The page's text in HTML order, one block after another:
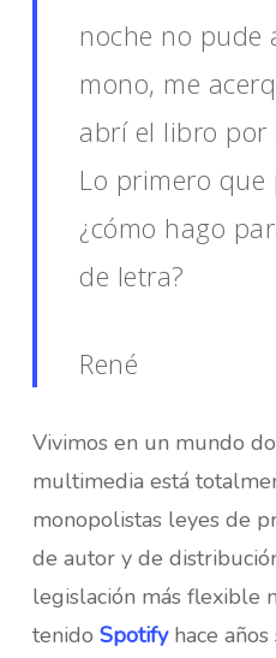
noche no pude
mono, me
abrí el libro por
Lo primero que
¿cómo hago
de letra?
René
Vivimos en un mundo
multimedia está
monopolistas leyes de
de autor y de
legislación más flexible
tenido Spotifyhace